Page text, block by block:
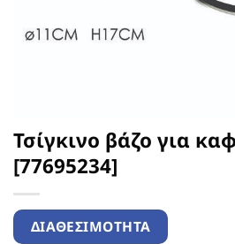
Τσίγκινο βάζο για
[77695234]